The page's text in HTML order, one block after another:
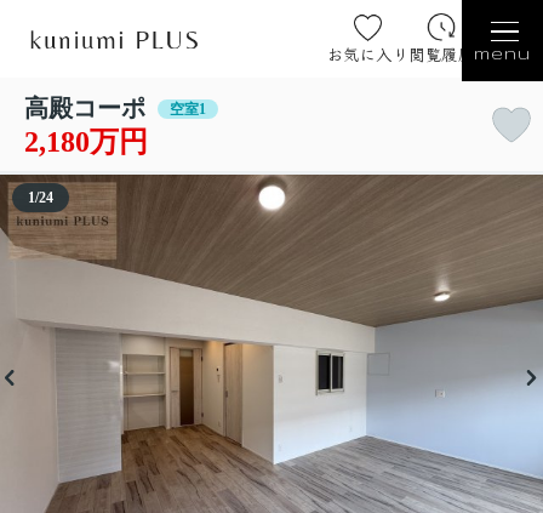
お気に入り 閲覧履歴 menu
高殿コーポ 空室1
2,180万円
1/24